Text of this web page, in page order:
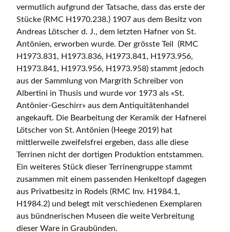
vermutlich aufgrund der Tatsache, dass das erste der
Stücke (RMC H1970.238.) 1907 aus dem Besitz von
Andreas Lötscher d. J., dem letzten Hafner von St.
Antönien, erworben wurde. Der grösste Teil (RMC
H1973.831, H1973.836, H1973.841, H1973.956,
H1973.841, H1973.956, H1973.958) stammt jedoch
aus der Sammlung von Margrith Schreiber von
Albertini in Thusis und wurde vor 1973 als «St.
Antönier-Geschirr» aus dem Antiquitätenhandel
angekauft. Die Bearbeitung der Keramik der Hafnerei
Lötscher von St. Antönien (Heege 2019) hat
mittlerweile zweifelsfrei ergeben, dass alle diese
Terrinen nicht der dortigen Produktion entstammen.
Ein weiteres Stück dieser Terrinengruppe stammt
zusammen mit einem passenden Henkeltopf dagegen
aus Privatbesitz in Rodels (RMC Inv. H1984.1,
H1984.2) und belegt mit verschiedenen Exemplaren
aus bündnerischen Museen die weite Verbreitung
dieser Ware in Graubünden.